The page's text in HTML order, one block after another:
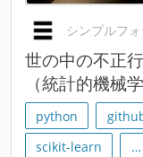
シンプルフ
世の中の不正
（統計的機械
python
scikit-learn
…